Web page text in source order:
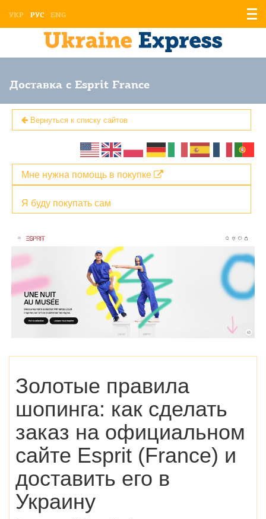
УКР РУС ENG
Доставка с Esprit France
Вернуться к списку сайтов
Я буду покупать сам
Мне нужна помощь в покупке
Золотые правила
шопинга: как сделать
заказ на официальном
сайте Esprit (France) и
доставить его в
Украину